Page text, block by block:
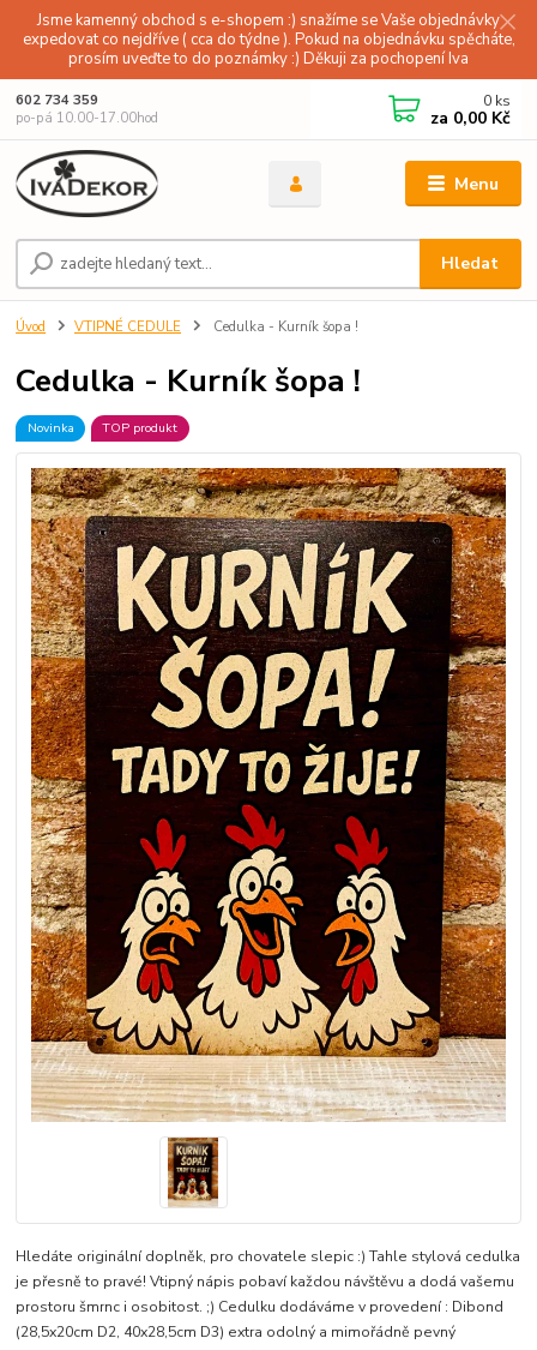
Jsme kamenný obchod s e-shopem :) snažíme se Vaše objednávky
expedovat co nejdříve ( cca do týdne ). Pokud na objednávku spěcháte,
prosím uveďte to do poznámky :) Děkuji za pochopení Iva
Menu
Hledat
602 734 359
po-pá 10.00-17.00hod
0 ks
za 0,00 Kč
Úvod VTIPNÉ CEDULE Cedulka - Kurník šopa !
Cedulka - Kurník šopa !
Novinka TOP produkt
Hledáte originální doplněk, pro chovatele slepic :) Tahle stylová cedulka
je přesně to pravé! Vtipný nápis pobaví každou návštěvu a dodá vašemu
prostoru šmrnc i osobitost. ;) Cedulku dodáváme v provedení : Dibond
(28,5x20cm D2, 40x28,5cm D3) extra odolný a mimořádně pevný